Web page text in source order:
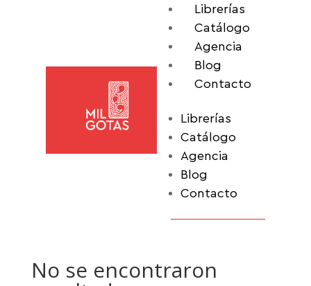
Librerías
Catálogo
Agencia
Blog
Contacto
Librerías
Catálogo
Agencia
Blog
Contacto
No se encontraron